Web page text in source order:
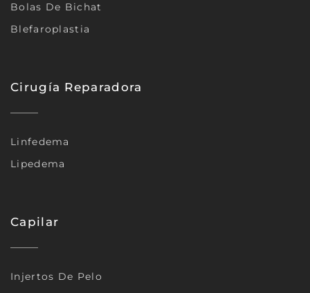
Bolas De Bichat
Blefaroplastia
Cirugía Reparadora
Linfedema
Lipedema
Capilar
Injertos De Pelo